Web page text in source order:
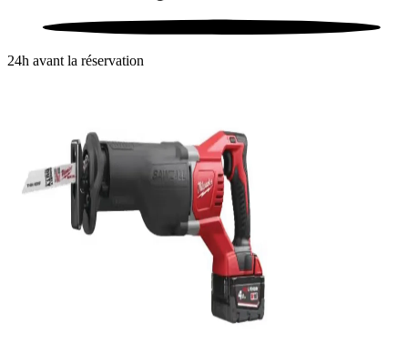
24h avant la réservation